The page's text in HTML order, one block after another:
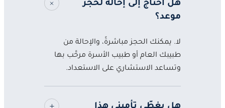
هل أحتاج إلى إحالة لحجز
موعد؟
لا. يمكنك الحجز مباشرةً، والإحالة من
طبيبك العام أو طبيب الأسرة مرحَّب بها
وتساعد الاستشاري على الاستعداد.
هل يغطّي تأميني هذا